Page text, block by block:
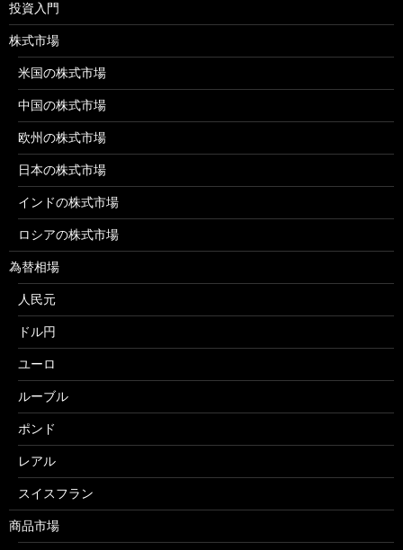
投資入門
株式市場
米国の株式市場
中国の株式市場
欧州の株式市場
日本の株式市場
インドの株式市場
ロシアの株式市場
為替相場
人民元
ドル円
ユーロ
ルーブル
ポンド
レアル
スイスフラン
商品市場